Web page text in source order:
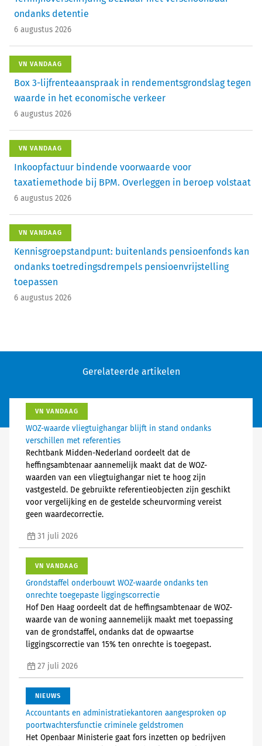
ondanks detentie
6 augustus 2026
VN VANDAAG
Box 3-lijfrenteaanspraak in rendementsgrondslag tegen
waarde in het economische verkeer
6 augustus 2026
VN VANDAAG
Inkoopfactuur bindende voorwaarde voor
taxatiemethode bij BPM. Overleggen in beroep volstaat
6 augustus 2026
VN VANDAAG
Kennisgroepstandpunt: buitenlands pensioenfonds kan
ondanks toetredingsdrempels pensioenvrijstelling
toepassen
6 augustus 2026
Gerelateerde artikelen
VN VANDAAG
WOZ-waarde vliegtuighangar blijft in stand ondanks
verschillen met referenties
Rechtbank Midden-Nederland oordeelt dat de
heffingsambtenaar aannemelijk maakt dat de WOZ-
waarden van een vliegtuighangar niet te hoog zijn
vastgesteld. De gebruikte referentieobjecten zijn geschikt
voor vergelijking en de gestelde scheurvorming vereist
geen waardecorrectie.
31 juli 2026
VN VANDAAG
Grondstaffel onderbouwt WOZ-waarde ondanks ten
onrechte toegepaste liggingscorrectie
Hof Den Haag oordeelt dat de heffingsambtenaar de WOZ-
waarde van de woning aannemelijk maakt met toepassing
van de grondstaffel, ondanks dat de opwaartse
liggingscorrectie van 15% ten onrechte is toegepast.
27 juli 2026
NIEUWS
Accountants en administratiekantoren aangesproken op
poortwachtersfunctie criminele geldstromen
Het Openbaar Ministerie gaat fors inzetten op bedrijven